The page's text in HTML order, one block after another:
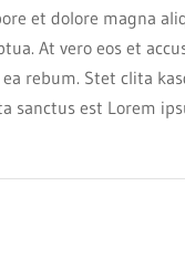
et dolore magna
At vero eos et
rebum. Stet clita
sanctus est Lorem